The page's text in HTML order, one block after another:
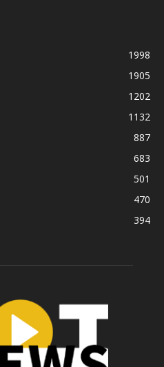
1998
1905
1202
1132
887
683
501
470
394